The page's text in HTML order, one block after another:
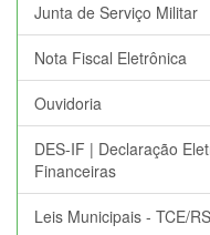
Junta de Serviço Militar
Nota Fiscal Eletrônica
Ouvidoria
DES-IF | Declaração
Financeiras
Leis Municipais - TCE/RS